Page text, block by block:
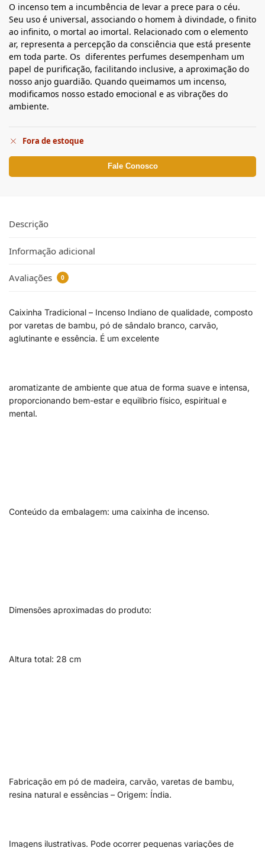
O incenso tem a incumbência de levar a prece para o céu.
Seu uso é universal, associando o homem à divindade, o finito
ao infinito, o mortal ao imortal. Relacionado com o elemento
ar, representa a percepção da consciência que está presente
em toda parte. Os diferentes perfumes desempenham um
papel de purificação, facilitando inclusive, a aproximação do
nosso anjo guardião. Quando queimamos um incenso,
modificamos nosso estado emocional e as vibrações do
ambiente.
Fora de estoque
Fale Conosco
Descrição
Informação adicional
Avaliações 0
Caixinha Tradicional – Incenso Indiano de qualidade, composto
por varetas de bambu, pó de sândalo branco, carvão,
aglutinante e essência. É um excelente
aromatizante de ambiente que atua de forma suave e intensa,
proporcionando bem-estar e equilíbrio físico, espiritual e
mental.
Conteúdo da embalagem: uma caixinha de incenso.
Dimensões aproximadas do produto:
Altura total: 28 cm
Fabricação em pó de madeira, carvão, varetas de bambu,
resina natural e essências – Origem: Índia.
Imagens ilustrativas. Pode ocorrer pequenas variações de